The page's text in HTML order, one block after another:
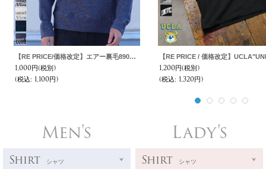
【RE PRICE/価格改定】エアー裏毛8901プリントクルーネック長袖スウェット【MADE IN JAPAN】『日本製』/ Upscape Audience
1,000円(税別)
(税込: 1,100円)
1,200円(税別)
(税込: 1,320円)
Men's
Shirt シャツ
Lady's
Shirt シャツ